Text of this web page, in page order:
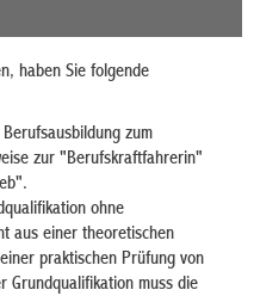
haben Sie folgende
zum
zur "Berufskraftfahrerin"
ohne
aus einer theoretischen
praktischen Prüfung von
Grundqualifikation muss die